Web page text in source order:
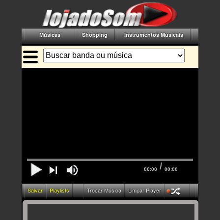
Músicas Shopping Instrumentos Musicais
00:00 / 00:00
Salvar Playlists Trocar Música Limpar Player